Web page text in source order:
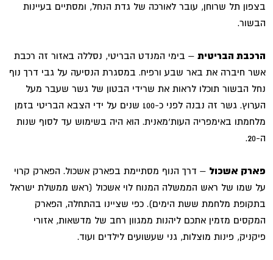
בצפון תל שרוחן, עובר לאורכה של גדת הנחל, ומסתיים בעיינות
הבשור.
הרכבת הבריטית – בימי המנדט הבריטי, נסללה באזור זה רכבת
אשר חיברה את באר שבע ורפיח. במסגרת הנסיעה על גבי דרך נוף
נחל הבשור תוכלו לראות את שרידי הבטון של גשר שעבר מעל
הערוץ. גשר זה נבנה לפני כ-100 שנים על ידי הצבא הבריטי בזמן
מלחמתו באימפריה העות'מאנית. הוא היה בשימוש עד לסוף שנות
ה-20.
פארק אשכול – דרך הנוף מסתיימת בפארק אשכול. הפארק קרוי
על שמו של ראש הממשלה המנוח לוי אשכול (ראש ממשלת ישראל
בתקופת מלחמת ששת הימים). כפי שציינו בהתחלה, הפארק
המקסים מזמין אתכם ליהנות ממגוון רחב של מדשאות, אזורי
פיקניק, פינות מוצלות, גני שעשועים לילדים ועוד.